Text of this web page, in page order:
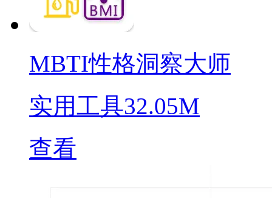
MBTI性格洞察大师
实用工具32.05M
查看